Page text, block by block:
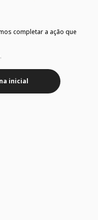
completar a ação que
inicial